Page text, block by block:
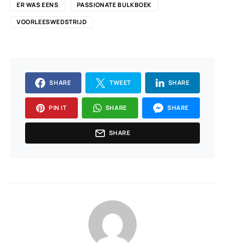
ER WAS EENS
PASSIONATE BULKBOEK
VOORLEESWEDSTRIJD
SHARE TWEET SHARE
PIN IT SHARE SHARE
SHARE